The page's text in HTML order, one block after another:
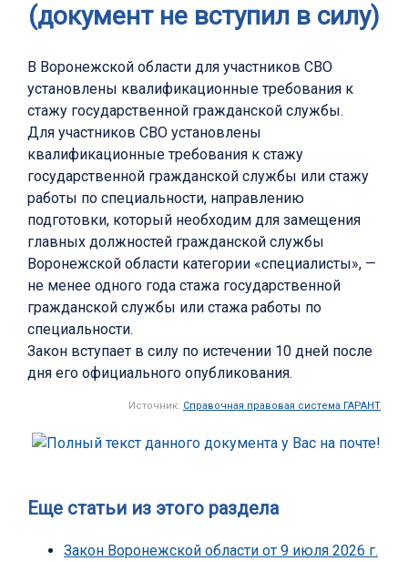
(документ не вступил в силу)
В Воронежской области для участников СВО
установлены квалификационные требования к
стажу государственной гражданской службы.
Для участников СВО установлены
квалификационные требования к стажу
государственной гражданской службы или стажу
работы по специальности, направлению
подготовки, который необходим для замещения
главных должностей гражданской службы
Воронежской области категории «специалисты», —
не менее одного года стажа государственной
гражданской службы или стажа работы по
специальности.
Закон вступает в силу по истечении 10 дней после
дня его официального опубликования.
Источник: Справочная правовая система ГАРАНТ
Еще статьи из этого раздела
Закон Воронежской области от 9 июля 2026 г.